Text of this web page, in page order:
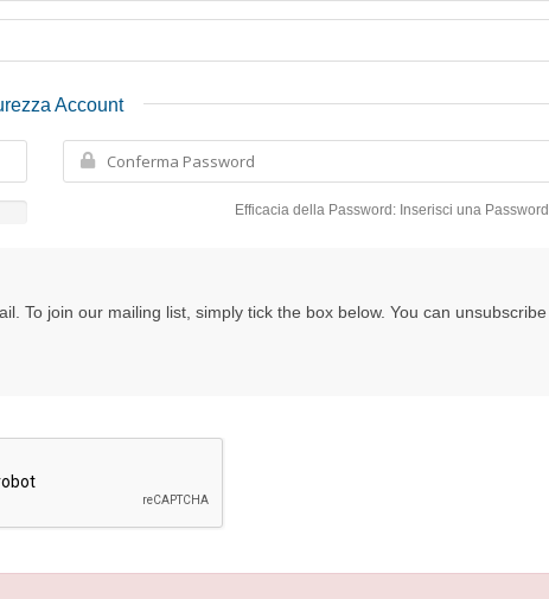
Account
Efficacia della Password: Inserisci una Password
To join our mailing list, simply tick the box below. You can unsubscribe